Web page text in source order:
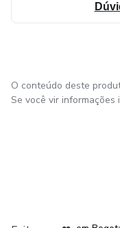
O conteúdo deste
Se você vir informações